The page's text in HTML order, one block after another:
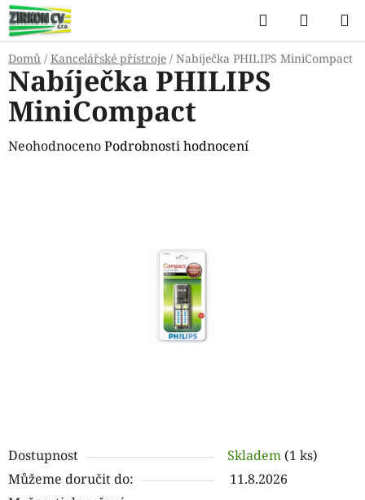
Přejít
na
obsah
Hledat
KOŠÍK
Domů / Kancelářské přístroje / Nabíječka PHILIPS MiniCompact
Dostupnost Skladem (1 ks)
Můžeme doručit do:
11.8.2026
Nabíječka PHILIPS
MiniCompact
Průměrné
NeohodnocenoPodrobnosti hodnocení